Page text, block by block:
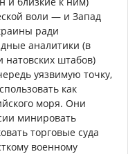
воли — и Запад
ради
аналитики (в
натовских штабов)
уязвимую точку,
как
моря. Они
минировать
торговые суда
военному